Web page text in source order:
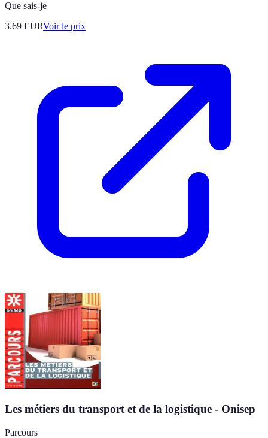
Que sais-je
3.69 EURVoir le prix
Les métiers du transport et de la logistique - Onisep
Parcours